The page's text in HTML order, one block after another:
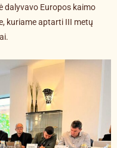
dalyvavo Europos kaimo
kuriame aptarti III metų